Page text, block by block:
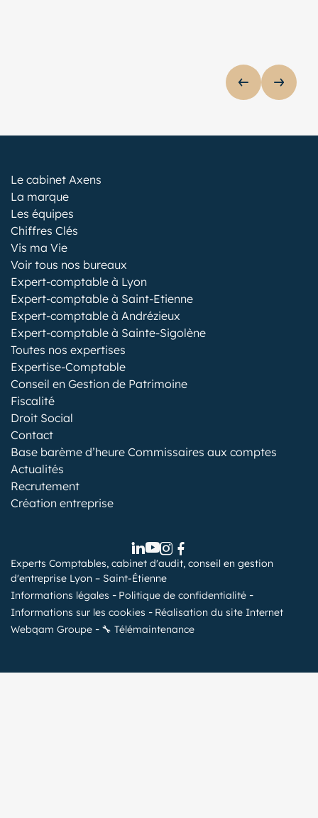
AFFICHER
Le cabinet Axens
La marque
Les équipes
Chiffres Clés
Vis ma Vie
Voir tous nos bureaux
Expert-comptable à Lyon
Expert-comptable à Saint-Etienne
Expert-comptable à Andrézieux
Expert-comptable à Sainte-Sigolène
Toutes nos expertises
Expertise-Comptable
Conseil en Gestion de Patrimoine
Fiscalité
Droit Social
Contact
Base barème d’heure Commissaires aux comptes
Actualités
Recrutement
Création entreprise
Experts Comptables, cabinet d'audit, conseil en gestion
d'entreprise Lyon – Saint-Étienne
Informations légales
Politique de confidentialité
Informations sur les cookies
Réalisation du site Internet
Webqam Groupe
🔧 Télémaintenance